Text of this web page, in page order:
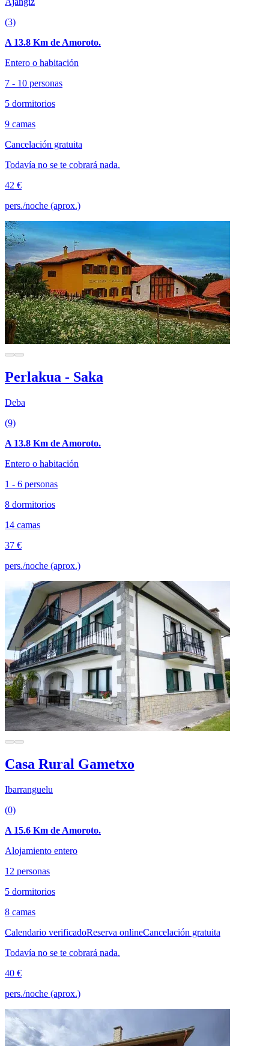
(3)
A 13.8 Km de Amoroto.
Entero o habitación
7 - 10 personas
5 dormitorios
9 camas
Cancelación gratuita
Todavía no se te cobrará nada.
42 €
pers./noche (aprox.)
Perlakua - Saka
Deba
(9)
A 13.8 Km de Amoroto.
Entero o habitación
1 - 6 personas
8 dormitorios
14 camas
37 €
pers./noche (aprox.)
Casa Rural Gametxo
Ibarranguelu
(0)
A 15.6 Km de Amoroto.
Alojamiento entero
12 personas
5 dormitorios
8 camas
Calendario verificadoReserva onlineCancelación gratuita
Todavía no se te cobrará nada.
40 €
pers./noche (aprox.)